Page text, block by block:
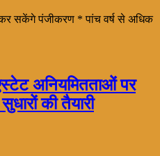
सकेंगे पंजीकरण * पांच वर्ष से अधिक
अनियमितताओं पर
की तैयारी